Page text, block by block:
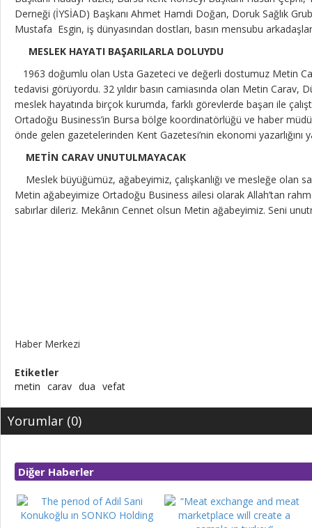
Derneği (İYSİAD) Başkanı Ahmet Hamdi Doğan, Doruk Sağlık
Mustafa Esgin, iş dünyasından dostları, basın mensubu arkadaşları
MESLEK HAYATI BAŞARILARLA DOLUYDU
1963 doğumlu olan Usta Gazeteci ve değerli dostumuz Metin
tedavisi görüyordu. 32 yıldır basın camiasında olan Metin Carav,
meslek hayatında birçok kurumda, farklı görevlerde başarı ile
Ortadoğu Business’in Bursa bölge koordinatörlüğü ve haber
önde gelen gazetelerinden Kent Gazetesi’nin ekonomi yazarlığını
METİN CARAV UNUTULMAYACAK
Meslek büyüğümüz, ağabeyimiz, çalışkanlığı ve mesleğe olan
Metin ağabeyimize Ortadoğu Business ailesi olarak Allah’tan
sabırlar dileriz. Mekânın Cennet olsun Metin ağabeyimiz. Seni
Haber Merkezi
Etiketler
metin carav dua vefat
Yorumlar (0)
Diğer Haberler